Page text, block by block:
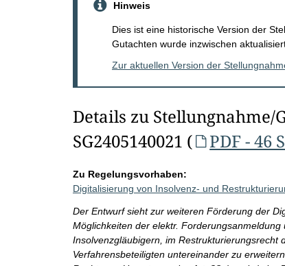
Hinweis
Dies ist eine historische Version der
Gutachten wurde inzwischen
Zur aktuellen Version der
Details zu Stellungnahme/
SG2405140021 (
PDF - 46
Zu Regelungsvorhaben:
Digitalisierung von Insolvenz- und
Der Entwurf sieht zur weiteren Förderung der
Möglichkeiten der elektr.
Insolvenzgläubigern, im Restrukturierungsrecht
Verfahrensbeteiligten untereinander zu